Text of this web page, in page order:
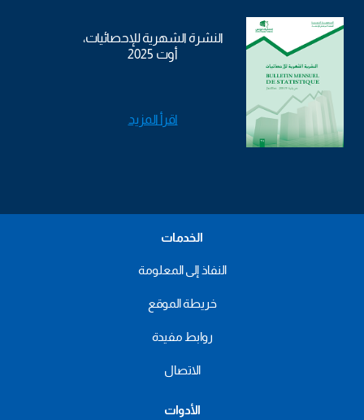
النشرة الشهرية للإحصائيات،
أوت 2025
اقرأ المزيد
الخدمات
النفاذ إلى المعلومة
خريطة الموقع
روابط مفيدة
الاتصال
الأدوات